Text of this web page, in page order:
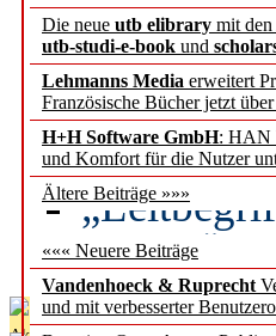
Die neue utb elibrary mit
utb-studi-e-book und
Lehmanns Media erweitert
Französische Bücher jetzt
H+H Software GmbH: HAN
und Komfort für die Nutzer
Ältere Beiträge »»»
««« Neuere Beiträge
Vandenhoeck & Ruprecht
und mit verbesserter
besser zu
des BIÖG